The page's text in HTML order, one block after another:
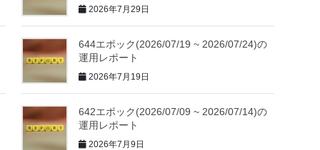
2026年7月29日
644エポック(2026/07/19 ~ 2026/07/24)の
運用レポート
2026年7月19日
642エポック(2026/07/09 ~ 2026/07/14)の
運用レポート
2026年7月9日